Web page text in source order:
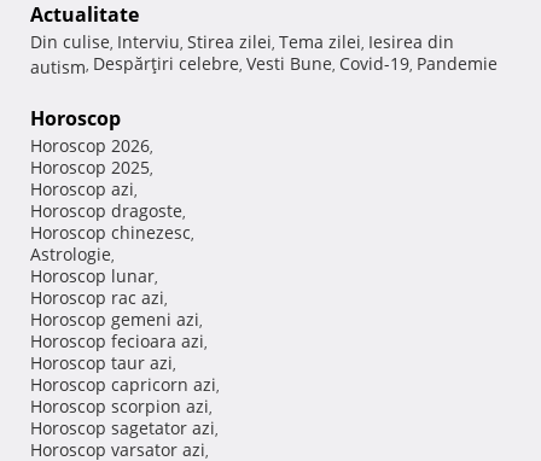
Actualitate
Din culise, Interviu, Stirea zilei, Tema zilei, Iesirea din
autism, Despărţiri celebre, Vesti Bune, Covid-19, Pandemie
Horoscop
Horoscop 2026,
Horoscop 2025,
Horoscop azi,
Horoscop dragoste,
Horoscop chinezesc,
Astrologie,
Horoscop lunar,
Horoscop rac azi,
Horoscop gemeni azi,
Horoscop fecioara azi,
Horoscop taur azi,
Horoscop capricorn azi,
Horoscop scorpion azi,
Horoscop sagetator azi,
Horoscop varsator azi,